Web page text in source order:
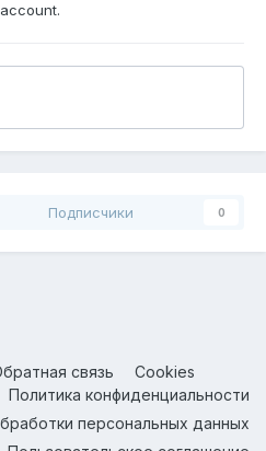
Подписчики 0
связь
Cookies
Политика конфиденциальности
персональных данных